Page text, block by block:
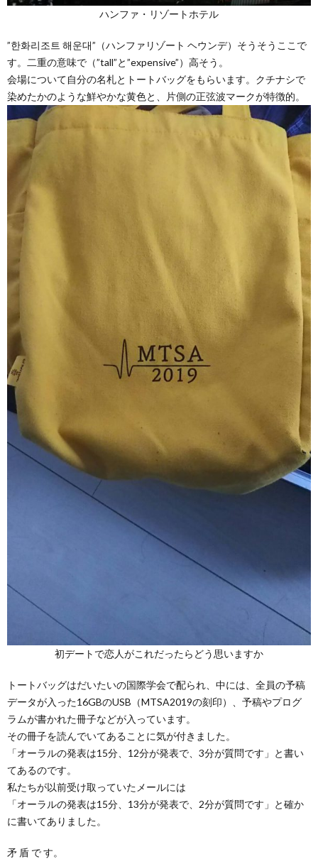
ハンファ・リゾートホテル
”한화리조트 해운대”（ハンファリゾート ヘウンデ）そうそうここで
す。二重の意味で（”tall”と”expensive”）高そう。
会場について自分の名札とトートバッグをもらいます。クチナシで
染めたかのような鮮やかな黄色と、片側の正弦波マークが特徴的。
初デートで恋人がこれだったらどう思いますか
トートバッグはだいたいの国際学会で配られ、中には、全員の予稿
データが入った16GBのUSB（MTSA2019の刻印）、予稿やプログ
ラムが書かれた冊子などが入っています。
その冊子を読んでいてあることに気が付きました。
「オーラルの発表は15分、12分が発表で、3分が質問です」と書い
てあるのです。
私たちが以前受け取っていたメールには
「オーラルの発表は15分、13分が発表で、2分が質問です」と確か
に書いてありました。
矛 盾 で す。